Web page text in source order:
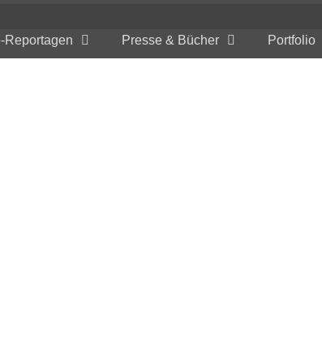
Reportagen Presse & Bücher Portfolio